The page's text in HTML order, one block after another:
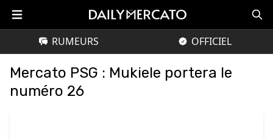
RUMEURS OFFICIEL
Mercato PSG : Mukiele portera le
numéro 26